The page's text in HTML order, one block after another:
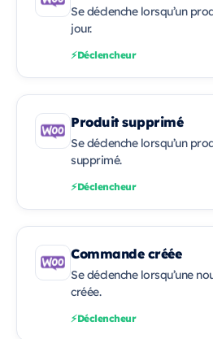
Se déclenche lorsqu’un
jour.
Déclencheur
Produit supprimé
Se déclenche lorsqu’un
supprimé.
Déclencheur
Commande créée
Se déclenche lorsqu’une
créée.
Déclencheur